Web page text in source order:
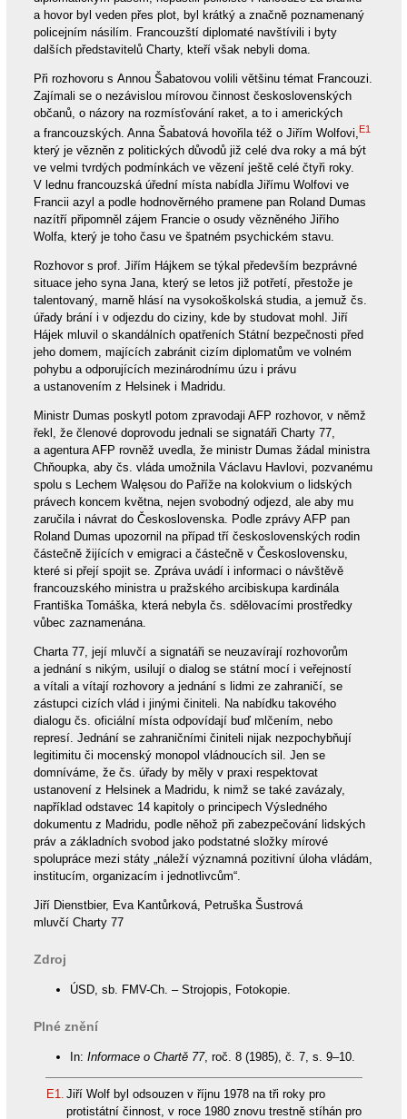
a hovor byl veden přes plot, byl krátký a značně poznamenaný
policejním násilím. Francouzští diplomaté navštívili i byty
dalších představitelů Charty, kteří však nebyli doma.
Při rozhovoru s Annou Šabatovou volili většinu témat Francouzi.
Zajímali se o nezávislou mírovou činnost československých
občanů, o názory na rozmísťování raket, a to i amerických
a francouzských. Anna Šabatová hovořila též o Jiřím Wolfovi,E1
který je vězněn z politických důvodů již celé dva roky a má být
ve velmi tvrdých podmínkách ve vězení ještě celé čtyři roky.
V lednu francouzská úřední místa nabídla Jiřímu Wolfovi ve
Francii azyl a podle hodnověrného pramene pan Roland Dumas
nazítří připomněl zájem Francie o osudy vězněného Jiřího
Wolfa, který je toho času ve špatném psychickém stavu.
Rozhovor s prof. Jiřím Hájkem se týkal především bezprávné
situace jeho syna Jana, který se letos již potřetí, přestože je
talentovaný, marně hlásí na vysokoškolská studia, a jemuž čs.
úřady brání i v odjezdu do ciziny, kde by studovat mohl. Jiří
Hájek mluvil o skandálních opatřeních Státní bezpečnosti před
jeho domem, majících zabránit cizím diplomatům ve volném
pohybu a odporujících mezinárodnímu úzu i právu
a ustanovením z Helsinek i Madridu.
Ministr Dumas poskytl potom zpravodaji AFP rozhovor, v němž
řekl, že členové doprovodu jednali se signatáři Charty 77,
a agentura AFP rovněž uvedla, že ministr Dumas žádal ministra
Chňoupka, aby čs. vláda umožnila Václavu Havlovi, pozvanému
spolu s Lechem Walęsou do Paříže na kolokvium o lidských
právech koncem května, nejen svobodný odjezd, ale aby mu
zaručila i návrat do Československa. Podle zprávy AFP pan
Roland Dumas upozornil na případ tří československých rodin
částečně žijících v emigraci a částečně v Československu,
které si přejí spojit se. Zpráva uvádí i informaci o návštěvě
francouzského ministra u pražského arcibiskupa kardinála
Františka Tomáška, která nebyla čs. sdělovacími prostředky
vůbec zaznamenána.
Charta 77, její mluvčí a signatáři se neuzavírají rozhovorům
a jednání s nikým, usilují o dialog se státní mocí i veřejností
a vítali a vítají rozhovory a jednání s lidmi ze zahraničí, se
zástupci cizích vlád i jinými činiteli. Na nabídku takového
dialogu čs. oficiální místa odpovídají buď mlčením, nebo
represí. Jednání se zahraničními činiteli nijak nezpochybňují
legitimitu či mocenský monopol vládnoucích sil. Jen se
domníváme, že čs. úřady by měly v praxi respektovat
ustanovení z Helsinek a Madridu, k nimž se také zavázaly,
například odstavec 14 kapitoly o principech Výsledného
dokumentu z Madridu, podle něhož při zabezpečování lidských
práv a základních svobod jako podstatné složky mírové
spolupráce mezi státy „náleží významná pozitivní úloha vládám,
institucím, organizacím i jednotlivcům“.
Jiří Dienstbier, Eva Kantůrková, Petruška Šustrová
mluvčí Charty 77
Zdroj
ÚSD, sb. FMV-Ch. – Strojopis, Fotokopie.
Plné znění
In: Informace o Chartě 77, roč. 8 (1985), č. 7, s. 9–10.
E1. Jiří Wolf byl odsouzen v říjnu 1978 na tři roky pro
protistátní činnost, v roce 1980 znovu trestně stíhán pro